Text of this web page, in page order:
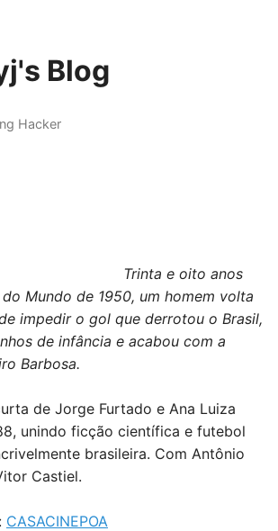
Blog
Hacker
Trinta e oito anos
Mundo de 1950, um homem volta
impedir o gol que derrotou o Brasil,
de infância e acabou com a
Barbosa.
de Jorge Furtado e Ana Luiza
unindo ficção científica e futebol
brasileira. Com Antônio
Castiel.
CASACINEPOA